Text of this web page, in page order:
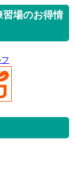
場のお得情